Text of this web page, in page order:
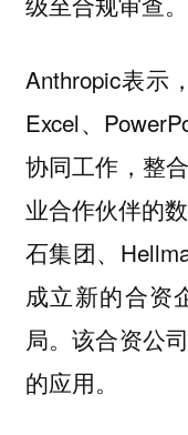
Anthropic表示
Excel、
协同工作，整
业合作伙伴的
石集团、
成立新的合资
局。该合资公
的应用。